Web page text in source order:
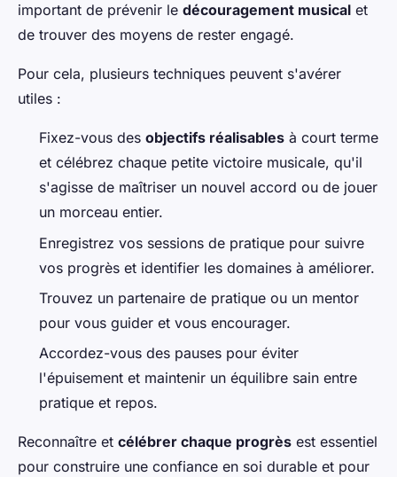
important de prévenir le découragement musical et
de trouver des moyens de rester engagé.
Pour cela, plusieurs techniques peuvent s'avérer
utiles :
Fixez-vous des objectifs réalisables à court terme
et célébrez chaque petite victoire musicale, qu'il
s'agisse de maîtriser un nouvel accord ou de jouer
un morceau entier.
Enregistrez vos sessions de pratique pour suivre
vos progrès et identifier les domaines à améliorer.
Trouvez un partenaire de pratique ou un mentor
pour vous guider et vous encourager.
Accordez-vous des pauses pour éviter
l'épuisement et maintenir un équilibre sain entre
pratique et repos.
Reconnaître et célébrer chaque progrès est essentiel
pour construire une confiance en soi durable et pour